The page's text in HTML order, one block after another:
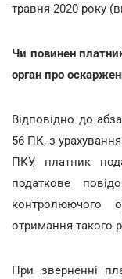
травня 2020 року
Чи повинен
орган про
Відповідно до
56 ПК, з
ПКУ, платник
податкове
контролюючого
отримання такого
При зверненні